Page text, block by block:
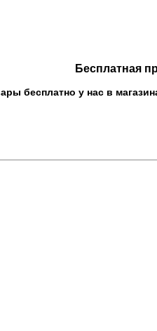
Бесплатная
бесплатно у нас в